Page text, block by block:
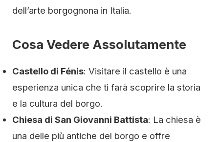
dell’arte borgognona in Italia.
Cosa Vedere Assolutamente
Castello di Fénis: Visitare il castello è una
esperienza unica che ti farà scoprire la storia
e la cultura del borgo.
Chiesa di San Giovanni Battista: La chiesa è
una delle più antiche del borgo e offre